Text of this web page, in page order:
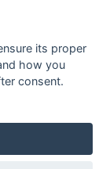
are trademarks
its proper
how you
consent.